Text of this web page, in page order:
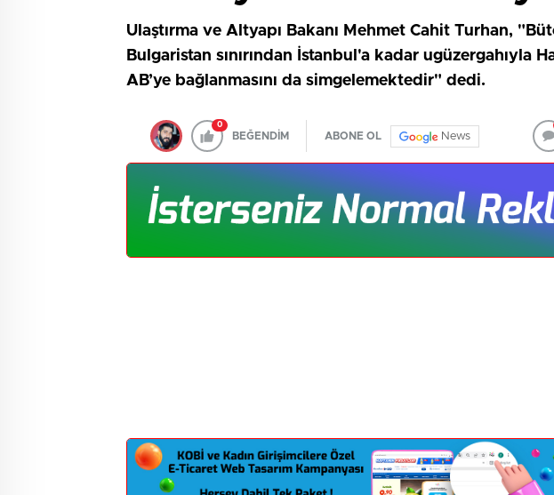
Ulaştırma ve Altyapı Bakanı Mehmet Cahit Turhan,
Bulgaristan sınırından İstanbul'a kadar ugüzergahıyla
AB’ye bağlanmasını da simgelemektedir" dedi.
0
BEĞENDİM ABONE OL News